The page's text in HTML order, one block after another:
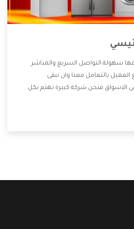
سهولة التواصل السريع والمباشر
بالتعامل معنا وان نبقى
الاسواق فنحن شركة كبيرة نهتم بكل
خدمة الصيانة التى تكون من أهم